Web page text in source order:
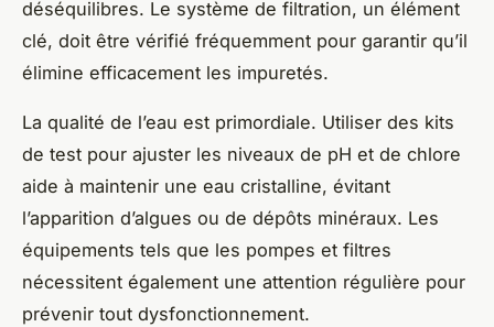
déséquilibres. Le système de filtration, un élément
clé, doit être vérifié fréquemment pour garantir qu’il
élimine efficacement les impuretés.
La qualité de l’eau est primordiale. Utiliser des kits
de test pour ajuster les niveaux de pH et de chlore
aide à maintenir une eau cristalline, évitant
l’apparition d’algues ou de dépôts minéraux. Les
équipements tels que les pompes et filtres
nécessitent également une attention régulière pour
prévenir tout dysfonctionnement.